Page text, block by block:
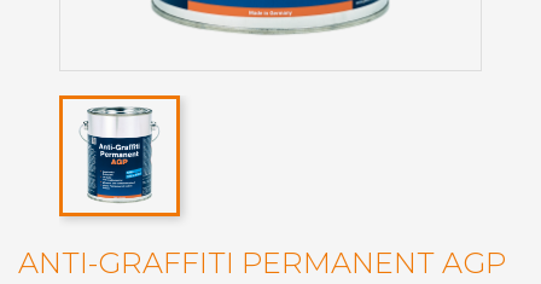
ANTI-GRAFFITI PERMANENT AGP